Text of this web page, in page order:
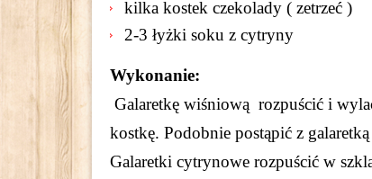
kilka kostek czekolady ( zetrzeć )
2-3 łyżki soku z cytryny
Wykonanie:
Galaretkę wiśniową rozpuścić i
kostkę. Podobnie postąpić z
Galaretki cytrynowe rozpuścić w